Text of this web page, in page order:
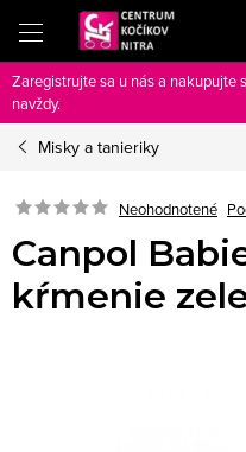
obsah
Zaregistrujte sa u nás a nakupujte
navždy.
Misky a tanieriky
Neohodnotené
Canpol
kŕmenie